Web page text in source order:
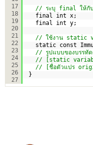
17
18
19
20
21
22
23
24
25
26
27
// ระบุ final ให้กั
final int x;
final int y;
// ใช้งาน static
static const
// รูปแบบของบรรทั
// [static
// [ชื่อตัวแปร
}